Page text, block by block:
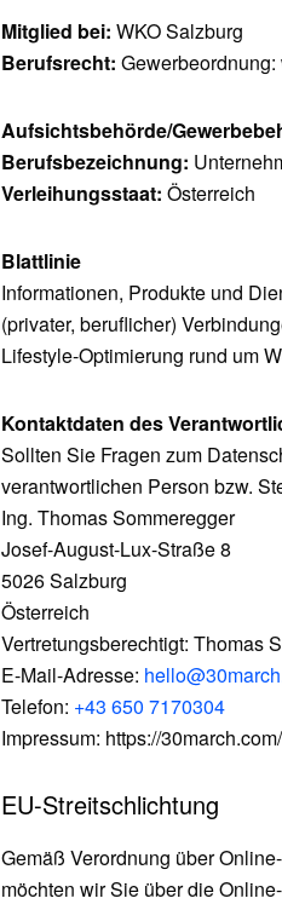
Mitglied bei: WKO Salzburg
Berufsrecht:
Aufsichtsbehörde/
Berufsbezeichnung:
Verleihungsstaat: Österreich
Blattlinie
Informationen, Produkte und
(privater, beruflicher)
Lifestyle-Optimierung rund um
Kontaktdaten des
Sollten Sie Fragen zum
verantwortlichen Person bzw.
Ing. Thomas Sommeregger
Josef-August-Lux-Straße 8
5026 Salzburg
Österreich
Vertretungsberechtigt: Thomas
E-Mail-Adresse:
Telefon: +43 650 7170304
Impressum: https://
EU-Streitschlichtung
Gemäß Verordnung über
möchten wir Sie über die